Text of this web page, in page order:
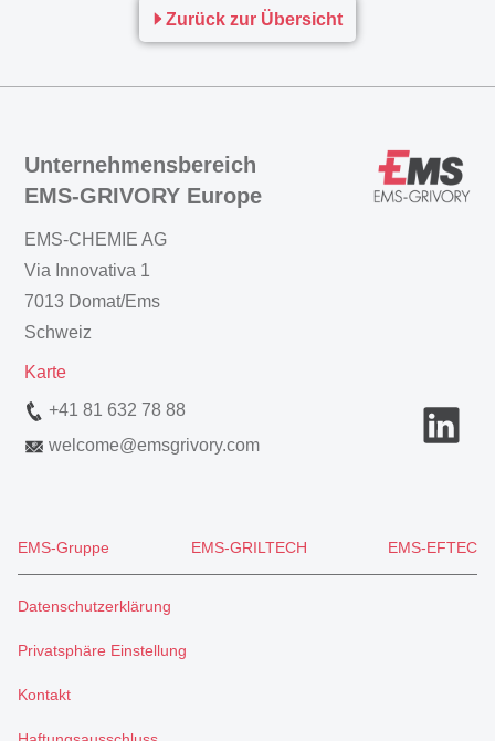
Zurück zur Übersicht
Unternehmensbereich
EMS-GRIVORY Europe
EMS-CHEMIE AG
Via Innovativa 1
7013 Domat/Ems
Schweiz
Karte
+41 81 632 78 88
welcome@emsgrivory.com
EMS-Gruppe EMS-GRILTECH EMS-EFTEC
Datenschutzerklärung
Privatsphäre Einstellung
Kontakt